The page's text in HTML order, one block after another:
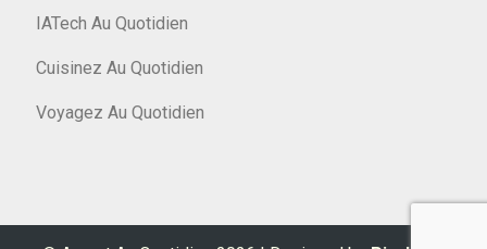
IATech Au Quotidien
Cuisinez Au Quotidien
Voyagez Au Quotidien